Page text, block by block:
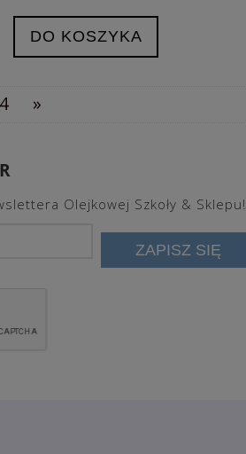
DO KOSZYKA
4 »
Olejkowej Szkoły & Sklepu!
ZAPISZ SIĘ